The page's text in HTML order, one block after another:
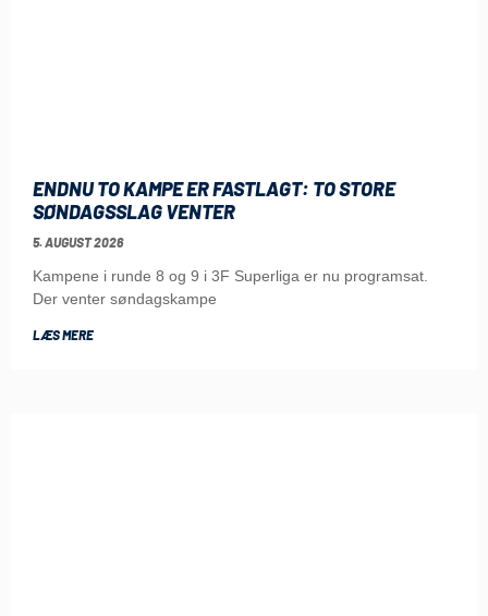
ENDNU TO KAMPE ER FASTLAGT: TO STORE
SØNDAGSSLAG VENTER
5. AUGUST 2026
Kampene i runde 8 og 9 i 3F Superliga er nu programsat.
Der venter søndagskampe
LÆS MERE